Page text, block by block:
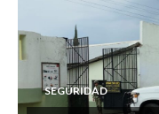
SEGURIDAD